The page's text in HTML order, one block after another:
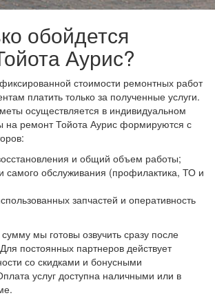
обойдется
Аурис?
стоимости ремонтных работ
платить только за полученные услуги.
осуществляется в индивидуальном
на ремонт Тойота Аурис формируются с
и общий объем работы;
самого обслуживания (профилактика, ТО и
запчастей и оперативность
мы готовы озвучить сразу после
постоянных партнеров действует
со скидками и бонусными
услуг доступна наличными или в